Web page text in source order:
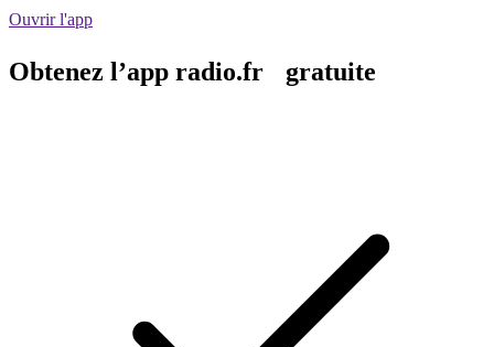
Ouvrir l'app
Obtenez l’app radio.fr gratuite